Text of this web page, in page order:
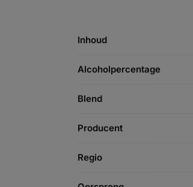
Inhoud
Alcoholpercentage
Blend
Producent
Regio